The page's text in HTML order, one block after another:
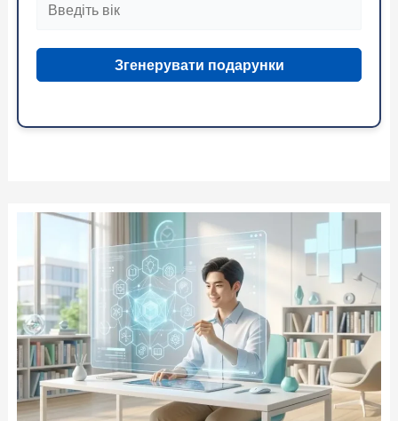
Згенерувати подарунки